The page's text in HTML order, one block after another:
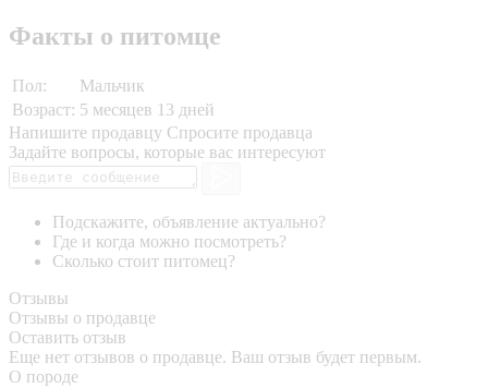
Факты о питомце
Пол:
Мальчик
Возраст: 5 месяцев 13 дней
Напишите продавцу Спросите продавца
Задайте вопросы, которые вас интересуют
Подскажите, объявление актуально?
Где и когда можно посмотреть?
Сколько стоит питомец?
Отзывы
Отзывы о продавце
Оставить отзыв
Еще нет отзывов о продавце. Ваш отзыв будет первым.
О породе